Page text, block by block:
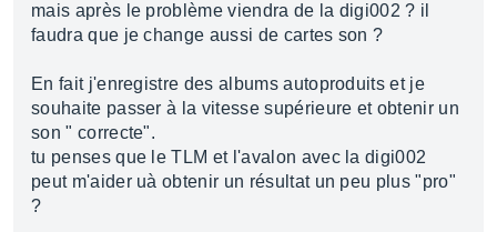
mais après le problème viendra de la digi002 ? il
faudra que je change aussi de cartes son ?
En fait j'enregistre des albums autoproduits et je
souhaite passer à la vitesse supérieure et obtenir un
son " correcte".
tu penses que le TLM et l'avalon avec la digi002
peut m'aider uà obtenir un résultat un peu plus "pro"
?